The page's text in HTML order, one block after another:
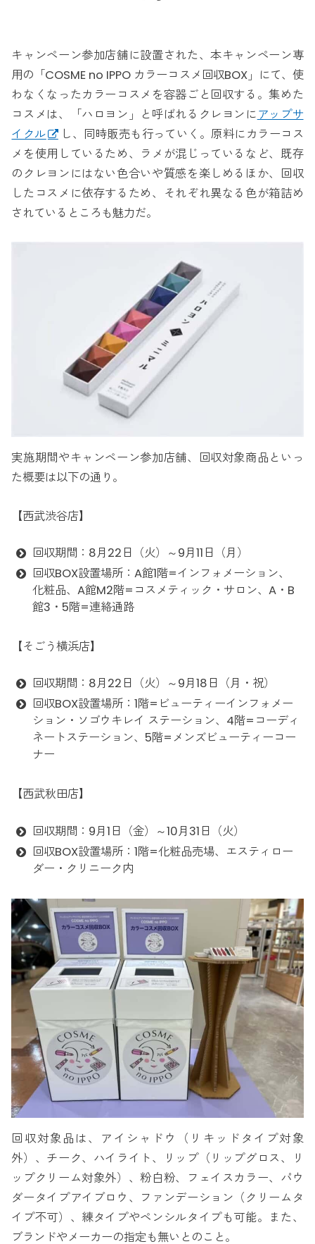
キャンペーン参加店舗に設置された、本キャンペーン専
用の「COSME no IPPO カラーコスメ回収BOX」にて、使
わなくなったカラーコスメを容器ごと回収する。集めた
コスメは、「ハロヨン」と呼ばれるクレヨンにアップサ
イクル
し、同時販売も行っていく。原料にカラーコス
メを使用しているため、ラメが混じっているなど、既存
のクレヨンにはない色合いや質感を楽しめるほか、回収
したコスメに依存するため、それぞれ異なる色が箱詰め
されているところも魅力だ。
実施期間やキャンペーン参加店舗、回収対象商品といっ
た概要は以下の通り。
【西武渋谷店】
回収期間：8月22日（火）～9月11日（月）
回収BOX設置場所：A館1階=インフォメーション、
化粧品、A館M2階=コスメティック・サロン、A・B
館3・5階=連絡通路
【そごう横浜店】
回収期間：8月22日（火）～9月18日（月・祝）
回収BOX設置場所：1階=ビューティーインフォメー
ション・ソゴウキレイ ステーション、4階=コーディ
ネートステーション、5階=メンズビューティーコー
ナー
【西武秋田店】
回収期間：9月1日（金）～10月31日（火）
回収BOX設置場所：1階=化粧品売場、エスティロー
ダー・クリニーク内
回収対象品は、アイシャドウ（リキッドタイプ対象
外）、チーク、ハイライト、リップ（リップグロス、リ
ップクリーム対象外）、粉白粉、フェイスカラー、パウ
ダータイプアイブロウ、ファンデーション（クリームタ
イプ不可）、練タイプやペンシルタイプも可能。また、
ブランドやメーカーの指定も無いとのこと。